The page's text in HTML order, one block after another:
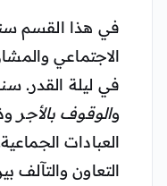
في هذا القسم
الاجتماعي
في ليلة القدر.
والوقوف بالأجر
العبادات
التعاون